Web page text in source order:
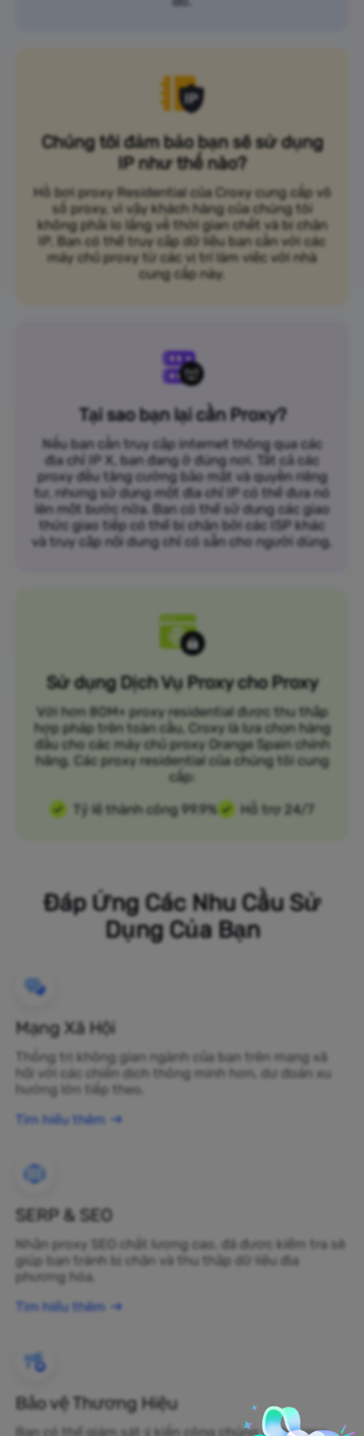
Chúng tôi đảm bảo bạn sẽ sử dụng
IP như thế nào?
Hồ bơi proxy Residential của Croxy cung cấp vô
số proxy, vì vậy khách hàng của chúng tôi
không phải lo lắng về thời gian chết và bị chặn
IP. Bạn có thể truy cập dữ liệu bạn cần với các
máy chủ proxy từ các vị trí làm việc với nhà
cung cấp này.
Tại sao bạn lại cần Proxy?
Nếu bạn cần truy cập internet thông qua các
địa chỉ IP X, bạn đang ở đúng nơi. Tất cả các
proxy đều tăng cường bảo mật và quyền riêng
tư, nhưng sử dụng một địa chỉ IP có thể đưa nó
lên một bước nữa. Bạn có thể sử dụng các giao
thức giao tiếp có thể bị chặn bởi các ISP khác
và truy cập nội dung chỉ có sẵn cho người dùng.
Sử dụng Dịch Vụ Proxy cho Proxy
Với hơn 80M+ proxy residential được thu thập
hợp pháp trên toàn cầu, Croxy là lựa chọn hàng
đầu cho các máy chủ proxy Orange Spain chính
hãng. Các proxy residential của chúng tôi cung
cấp:
Tỷ lệ thành công 99.9%
Hỗ trợ 24/7
Đáp Ứng Các Nhu Cầu Sử
Dụng Của Bạn
Mạng Xã Hội
Thống trị không gian ngành của bạn trên mạng xã
hội với các chiến dịch thông minh hơn, dự đoán xu
hướng lớn tiếp theo.
Tìm hiểu thêm
SERP & SEO
Nhận proxy SEO chất lượng cao, đã được kiểm tra sẽ
giúp bạn tránh bị chặn và thu thập dữ liệu địa
phương hóa.
Tìm hiểu thêm
Bảo vệ Thương Hiệu
Bạn có thể giám sát ý kiến công chúng về thương